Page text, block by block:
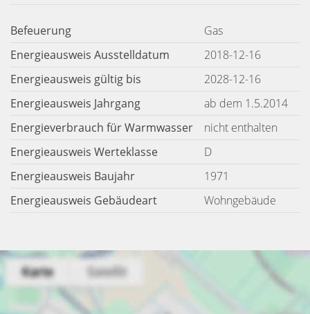
Befeuerung
Gas
Energieausweis Ausstelldatum
2018-12-16
Energieausweis gültig bis
2028-12-16
Energieausweis Jahrgang
ab dem 1.5.2014
Energieverbrauch für Warmwasser
nicht enthalten
Energieausweis Werteklasse
D
Energieausweis Baujahr
1971
Energieausweis Gebäudeart
Wohngebäude